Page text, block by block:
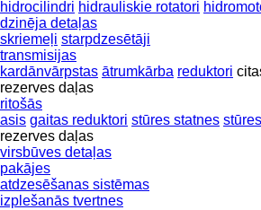
hidrocilindri hidrauliskie rotatori
dzinēja detaļas
skriemeļi starpdzesētāji
transmisijas
kardānvārpstas ātrumkārba reduktori
rezerves daļas
ritošās
asis gaitas reduktori stūres statnes stūres
rezerves daļas
virsbūves detaļas
pakājes
atdzesēšanas sistēmas
izplešanās tvertnes